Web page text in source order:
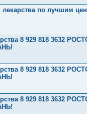
по лучшим
8 929 818 3632
8 929 818 3632
8 929 818 3632